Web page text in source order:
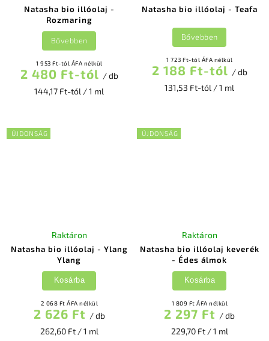
Natasha bio illóolaj -
Rozmaring
1 953 Ft-tól ÁFA nélkül
2 480 Ft-tól / db
144,17 Ft-tól / 1 ml
Bővebben
Natasha bio illóolaj - Teafa
1 723 Ft-tól ÁFA nélkül
2 188 Ft-tól / db
131,53 Ft-tól / 1 ml
Bővebben
ÚJDONSÁG
Natasha bio illóolaj - Ylang
Ylang
Raktáron
2 068 Ft ÁFA nélkül
2 626 Ft / db
262,60 Ft / 1 ml
Kosárba
ÚJDONSÁG
Natasha bio illóolaj keverék
- Édes álmok
Raktáron
1 809 Ft ÁFA nélkül
2 297 Ft / db
229,70 Ft / 1 ml
Kosárba